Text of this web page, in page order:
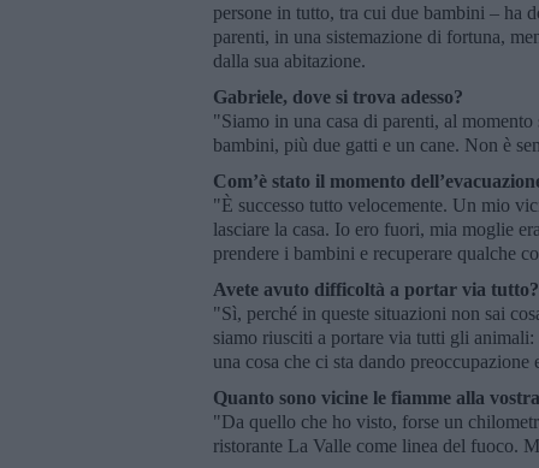
persone in tutto, tra cui due bambini – ha
parenti, in una sistemazione di fortuna,
dalla sua abitazione.
Gabriele, dove si trova adesso?
"Siamo in una casa di parenti, al
bambini, più due gatti e un cane. Non è
Com’è stato il momento
"È successo tutto velocemente. Un mio
lasciare la casa. Io ero fuori, mia moglie
prendere i bambini e recuperare qualche
Avete avuto difficoltà a portar via tutto?
"Sì, perché in queste situazioni non sai
siamo riusciti a portare via tutti gli
una cosa che ci sta dando preoccupazione
Quanto sono vicine le fiamme alla
"Da quello che ho visto, forse un
ristorante La Valle come linea del fuoco.